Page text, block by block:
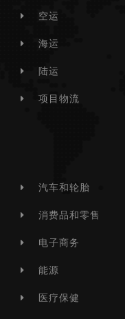
空运
海运
陆运
项目物流
汽车和轮胎
消费品和零售
电子商务
能源
医疗保健